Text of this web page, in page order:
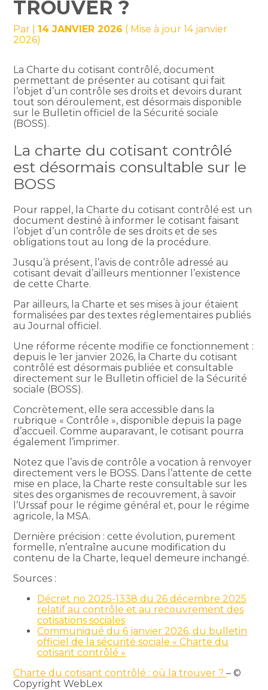
TROUVER ?
Par 14 JANVIER 2026 ( Mise à jour 14 janvier
2026)
La Charte du cotisant contrôlé, document
permettant de présenter au cotisant qui fait
l’objet d’un contrôle ses droits et devoirs durant
tout son déroulement, est désormais disponible
sur le Bulletin officiel de la Sécurité sociale
(BOSS).
La charte du cotisant contrôlé
est désormais consultable sur le
BOSS
Pour rappel, la Charte du cotisant contrôlé est un
document destiné à informer le cotisant faisant
l’objet d’un contrôle de ses droits et de ses
obligations tout au long de la procédure.
Jusqu’à présent, l’avis de contrôle adressé au
cotisant devait d’ailleurs mentionner l’existence
de cette Charte.
Par ailleurs, la Charte et ses mises à jour étaient
formalisées par des textes réglementaires publiés
au Journal officiel.
Une réforme récente modifie ce fonctionnement :
depuis le 1er janvier 2026, la Charte du cotisant
contrôlé est désormais publiée et consultable
directement sur le Bulletin officiel de la Sécurité
sociale (BOSS).
Concrètement, elle sera accessible dans la
rubrique « Contrôle », disponible depuis la page
d’accueil. Comme auparavant, le cotisant pourra
également l’imprimer.
Notez que l’avis de contrôle a vocation à renvoyer
directement vers le BOSS. Dans l’attente de cette
mise en place, la Charte reste consultable sur les
sites des organismes de recouvrement, à savoir
l’Urssaf pour le régime général et, pour le régime
agricole, la MSA.
Dernière précision : cette évolution, purement
formelle, n’entraîne aucune modification du
contenu de la Charte, lequel demeure inchangé.
Sources :
Décret no 2025-1338 du 26 décembre 2025
relatif au contrôle et au recouvrement des
cotisations sociales
Communiqué du 6 janvier 2026, du bulletin
officiel de la sécurité sociale « Charte du
cotisant contrôlé »
Charte du cotisant contrôlé : où la trouver ?– ©
Copyright WebLex